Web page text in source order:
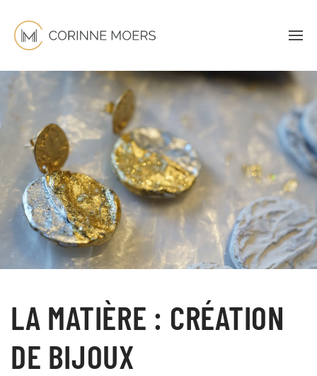
LA MATIÈRE : CRÉATION
DE BIJOUX